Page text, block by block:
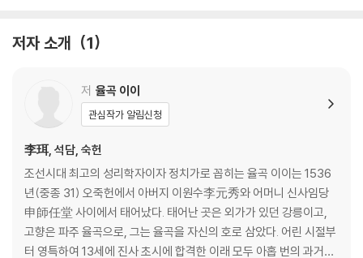
이는 때에 맞추어 변법(법률을 고침)하는 것이 영원불멸의 도道라는 정자
宗之法이라도 상황에 맞추어 개혁해야 할 것을 주장했다. 이어 당시의 문
제점으로 을사·기묘 사화 이후 관리 기강의 해이, 서리의 부패, 인재의 침
체, 각종 제도와 형정刑政의 타락과 각종 조치가 제대로 시행되지 않는 점
등을 지적하였다.
마지막으로 당시의 구체적인 문제점과 대책을 논했는데 중요한 내용은 다
음과 같다. 연산군 때 공물이 늘어나고 불산공물不産貢物이 증가했으니
호구를 조사해 공물액을 다시 책정할 것, 공천 선상은 대립제가 성행하니
선상을 폐지하고 신공身貢을 정부에서 일괄수거해 각사에 분배할 것, 지
· 여섯 번 상소한 뒤에 죄를 청하는 계사 / 255
· 양자를 세우는 데 대한 의논(2) / 263
저자 소개 1
저 율곡 이이
관심작가 알림신청
李珥, 석담, 숙헌
조선시대 최고의 성리학자이자 정치가로 꼽히는 율곡 이이는 1536
년(중종 31) 오죽헌에서 아버지 이원수李元秀와 어머니 신사임당
申師任堂 사이에서 태어났다. 태어난 곳은 외가가 있던 강릉이고,
고향은 파주 율곡으로, 그는 율곡을 자신의 호로 삼았다. 어린 시절부
터 영특하여 13세에 진사 초시에 합격한 이래 모두 아홉 번의 과거에